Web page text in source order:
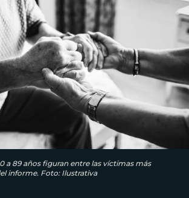
a 89 años figuran entre las víctimas más
informe. Foto: Ilustrativa